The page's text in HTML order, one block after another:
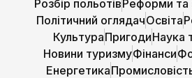
Розбір польотівРеформи та
Політичний оглядачОсвіта
КультураПригодиНаука
Новини туризмуФінанси
Енергетика